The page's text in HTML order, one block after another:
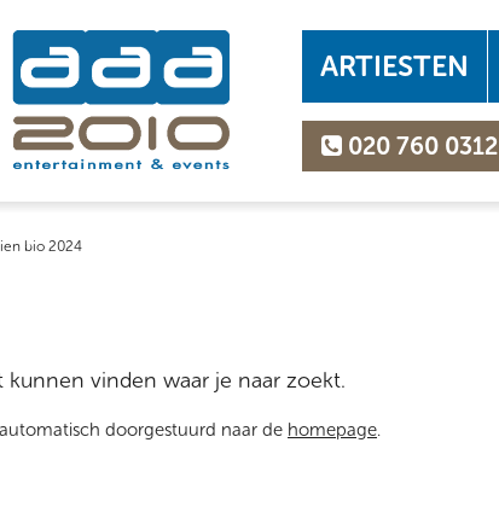
ARTIESTEN
020 760 0312
bio 2024
vinden waar je naar zoekt.
doorgestuurd naar de homepage.